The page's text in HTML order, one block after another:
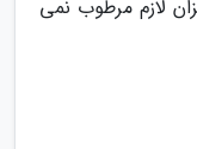
لازم مرطوب نمی